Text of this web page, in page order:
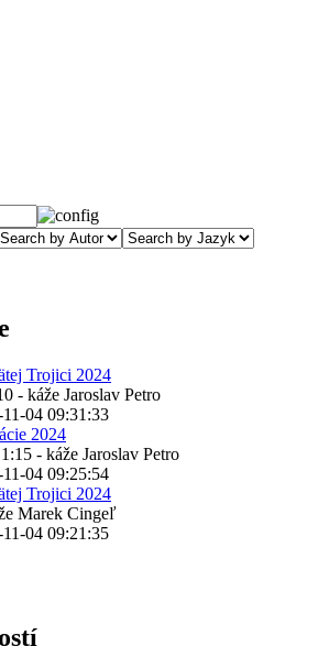
Trojici 2024
- káže Jaroslav Petro
04 09:31:33
2024
- káže Jaroslav Petro
04 09:25:54
Trojici 2024
Marek Cingeľ
04 09:21:35